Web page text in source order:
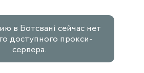
в Ботсвані сейчас нет
доступного прокси-
сервера.